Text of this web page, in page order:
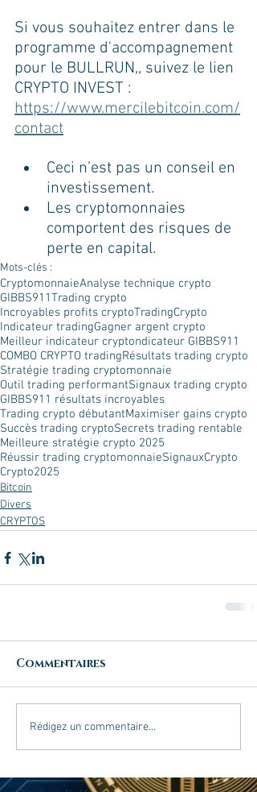
Si vous souhaitez entrer dans le
programme d'accompagnement
pour le BULLRUN,, suivez le lien
CRYPTO INVEST :
https://www.mercilebitcoin.com/
contact
Ceci n’est pas un conseil en
investissement.
Les cryptomonnaies
comportent des risques de
perte en capital.
Mots-clés :
CryptomonnaieAnalyse technique crypto
GIBBS911Trading crypto
Incroyables profits cryptoTradingCrypto
Indicateur tradingGagner argent crypto
Meilleur indicateur cryptondicateur GIBBS911
COMBO CRYPTO tradingRésultats trading crypto
Stratégie trading cryptomonnaie
Outil trading performantSignaux trading crypto
GIBBS911 résultats incroyables
Trading crypto débutantMaximiser gains crypto
Succès trading cryptoSecrets trading rentable
Meilleure stratégie crypto 2025
Réussir trading cryptomonnaieSignauxCrypto
Crypto2025
Bitcoin
Divers
CRYPTOS
Commentaires
Rédigez un commentaire...